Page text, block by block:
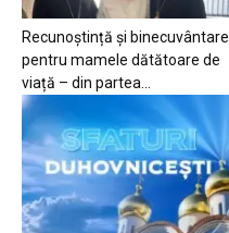
Recunoștință și binecuvântare
pentru mamele dătătoare de
viață – din partea...